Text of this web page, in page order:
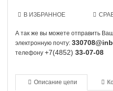
В ИЗБРАННОЕ
А так же вы можете отправить
электронную почту:
телефону +7(4852) 33-07-08
Описание цепи